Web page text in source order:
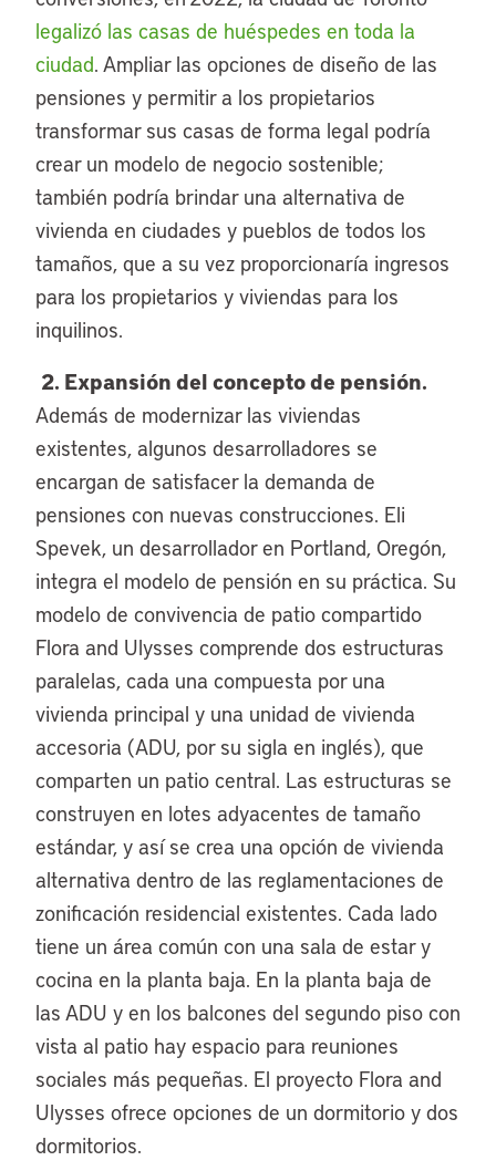
legalizó las casas de huéspedes en toda la
ciudad. Ampliar las opciones de diseño de las
pensiones y permitir a los propietarios
transformar sus casas de forma legal podría
crear un modelo de negocio sostenible;
también podría brindar una alternativa de
vivienda en ciudades y pueblos de todos los
tamaños, que a su vez proporcionaría ingresos
para los propietarios y viviendas para los
inquilinos.
2. Expansión del concepto de pensión.
Además de modernizar las viviendas
existentes, algunos desarrolladores se
encargan de satisfacer la demanda de
pensiones con nuevas construcciones. Eli
Spevek, un desarrollador en Portland, Oregón,
integra el modelo de pensión en su práctica. Su
modelo de convivencia de patio compartido
Flora and Ulysses comprende dos estructuras
paralelas, cada una compuesta por una
vivienda principal y una unidad de vivienda
accesoria (ADU, por su sigla en inglés), que
comparten un patio central. Las estructuras se
construyen en lotes adyacentes de tamaño
estándar, y así se crea una opción de vivienda
alternativa dentro de las reglamentaciones de
zonificación residencial existentes. Cada lado
tiene un área común con una sala de estar y
cocina en la planta baja. En la planta baja de
las ADU y en los balcones del segundo piso con
vista al patio hay espacio para reuniones
sociales más pequeñas. El proyecto Flora and
Ulysses ofrece opciones de un dormitorio y dos
dormitorios.